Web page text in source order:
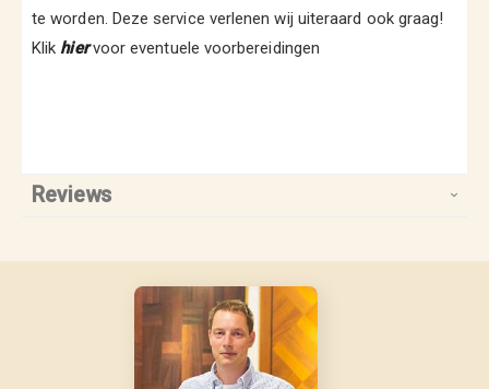
te worden. Deze service verlenen wij uiteraard ook graag!
Klik hiervoor eventuele voorbereidingen
Reviews